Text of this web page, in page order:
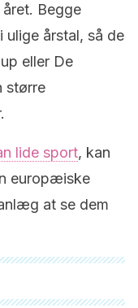
Begge
ulige årstal, så de
eller De
større
lide sport, kan
europæiske
at se dem
af vores team